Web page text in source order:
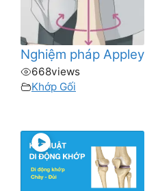
Nghiệm pháp Appley
668views
Khớp Gối